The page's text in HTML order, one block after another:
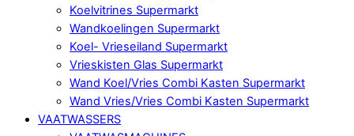
Koelvitrines Supermarkt
Wandkoelingen Supermarkt
Koel- Vrieseiland Supermarkt
Vrieskisten Glas Supermarkt
Wand Koel/Vries Combi Kasten Supermarkt
Wand Vries/Vries Combi Kasten Supermarkt
VAATWASSERS